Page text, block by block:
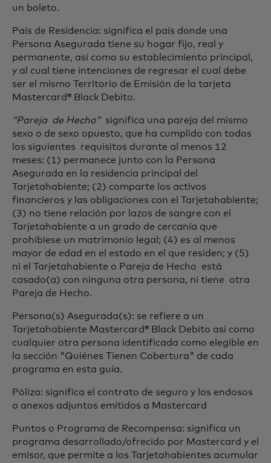
un boleto.
País de Residencia: significa el país donde una
Persona Asegurada tiene su hogar fijo, real y
permanente, así como su establecimiento principal,
y al cual tiene intenciones de regresar el cual debe
ser el mismo Territorio de Emisión de la tarjeta
Mastercard® Black Debito.
“Pareja de Hecho”significa una pareja del mismo
sexo o de sexo opuesto, que ha cumplido con todos
los siguientes requisitos durante al menos 12
meses: (1) permanece junto con la Persona
Asegurada en la residencia principal del
Tarjetahabiente; (2) comparte los activos
financieros y las obligaciones con el Tarjetahabiente;
(3) no tiene relación por lazos de sangre con el
Tarjetahabiente a un grado de cercanía que
prohibiese un matrimonio legal; (4) es al menos
mayor de edad en el estado en el que residen; y (5)
ni el Tarjetahabiente o Pareja de Hecho está
casado(a) con ninguna otra persona, ni tiene otra
Pareja de Hecho.
Persona(s) Asegurada(s): se refiere a un
Tarjetahabiente Mastercard® Black Debito así como
cualquier otra persona identificada como elegible en
la sección "Quiénes Tienen Cobertura" de cada
programa en esta guía.
Póliza: significa el contrato de seguro y los endosos
o anexos adjuntos emitidos a Mastercard
Puntos o Programa de Recompensa: significa un
programa desarrollado/ofrecido por Mastercard y el
emisor, que permite a los Tarjetahabientes acumular